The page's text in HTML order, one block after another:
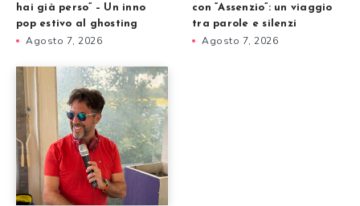
hai già perso” – Un inno
pop estivo al ghosting
Agosto 7, 2026
con “Assenzio”: un viaggio
tra parole e silenzi
Agosto 7, 2026